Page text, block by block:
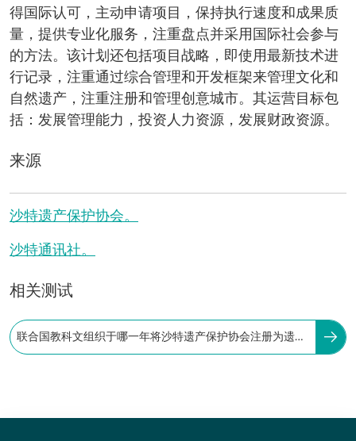
得国际认可，主动申请项目，保持执行速度和成果质
量，提供专业化服务，注重盘点并采用国际社会参与
的方法。该计划还包括项目战略，即使用最新技术进
行记录，注重通过综合管理和开发框架来管理文化和
自然遗产，注重注册和管理创意城市。其运营目标包
括：发展管理能力，投资人力资源，发展财政资源。
来源
沙特遗产保护协会。
沙特通讯社。
相关测试
联合国教科文组织于哪一年将沙特遗产保护协会注册为遗产